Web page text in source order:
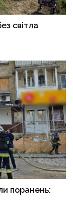
світла
поранень: